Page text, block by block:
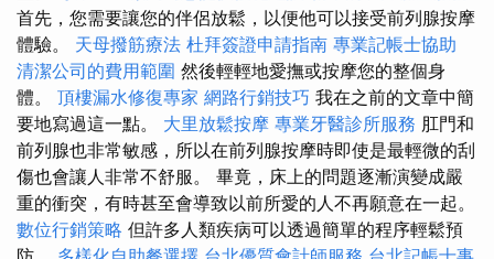
首先，您需要讓您的伴侶放鬆，以便他可以接受前列腺按摩
體驗。 天母撥筋療法 杜拜簽證申請指南 專業記帳士協助
清潔公司的費用範圍 然後輕輕地愛撫或按摩您的整個身
體。 頂樓漏水修復專家 網路行銷技巧 我在之前的文章中簡
要地寫過這一點。 大里放鬆按摩 專業牙醫診所服務 肛門和
前列腺也非常敏感，所以在前列腺按摩時即使是最輕微的刮
傷也會讓人非常不舒服。 畢竟，床上的問題逐漸演變成嚴
重的衝突，有時甚至會導致以前所愛的人不再願意在一起。
數位行銷策略 但許多人類疾病可以透過簡單的程序輕鬆預